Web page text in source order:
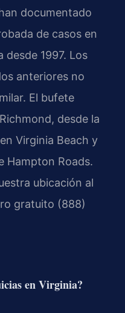
documentado
de casos en
desde 1997. Los
anteriores no
El bufete
desde la
Virginia Beach y
Hampton Roads.
ubicación al
gratuito (888)
en Virginia?